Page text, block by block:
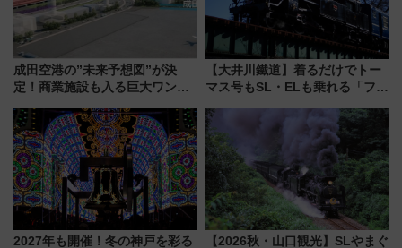
成田空港の”未来予想図”が決
定！商業施設も入る巨大ワンタ
で新型特急が品川･羽田とを結
ぶ！ JR空港駅は2面3線化！
【大井川鐵道】着るだけでトー
マス号もSL・ELも乗れる「フリ
受注販売
2027年も開催！冬の神戸を彩る
【2026秋・山口観光】SLやまぐ